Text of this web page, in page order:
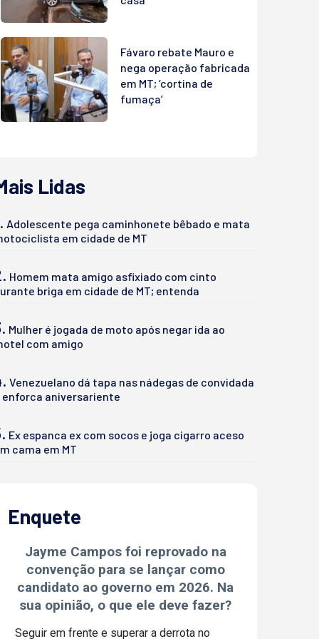
Fávaro rebate Mauro e
nega operação fabricada
em MT; ‘cortina de
fumaça’
Lidas
Adolescente pega caminhonete bêbado e mata
em cidade de MT
Homem mata amigo asfixiado com cinto
briga em cidade de MT; entenda
Mulher é jogada de moto após negar ida ao
com amigo
Venezuelano dá tapa nas nádegas de convidada
enforca aniversariente
Ex espanca ex com socos e joga cigarro aceso
cama em MT
Enquete
Jayme Campos foi reprovado na
convenção para se lançar como
candidato ao governo em 2026. Na
sua opinião, o que ele deve fazer?
Seguir em frente e superar a derrota no